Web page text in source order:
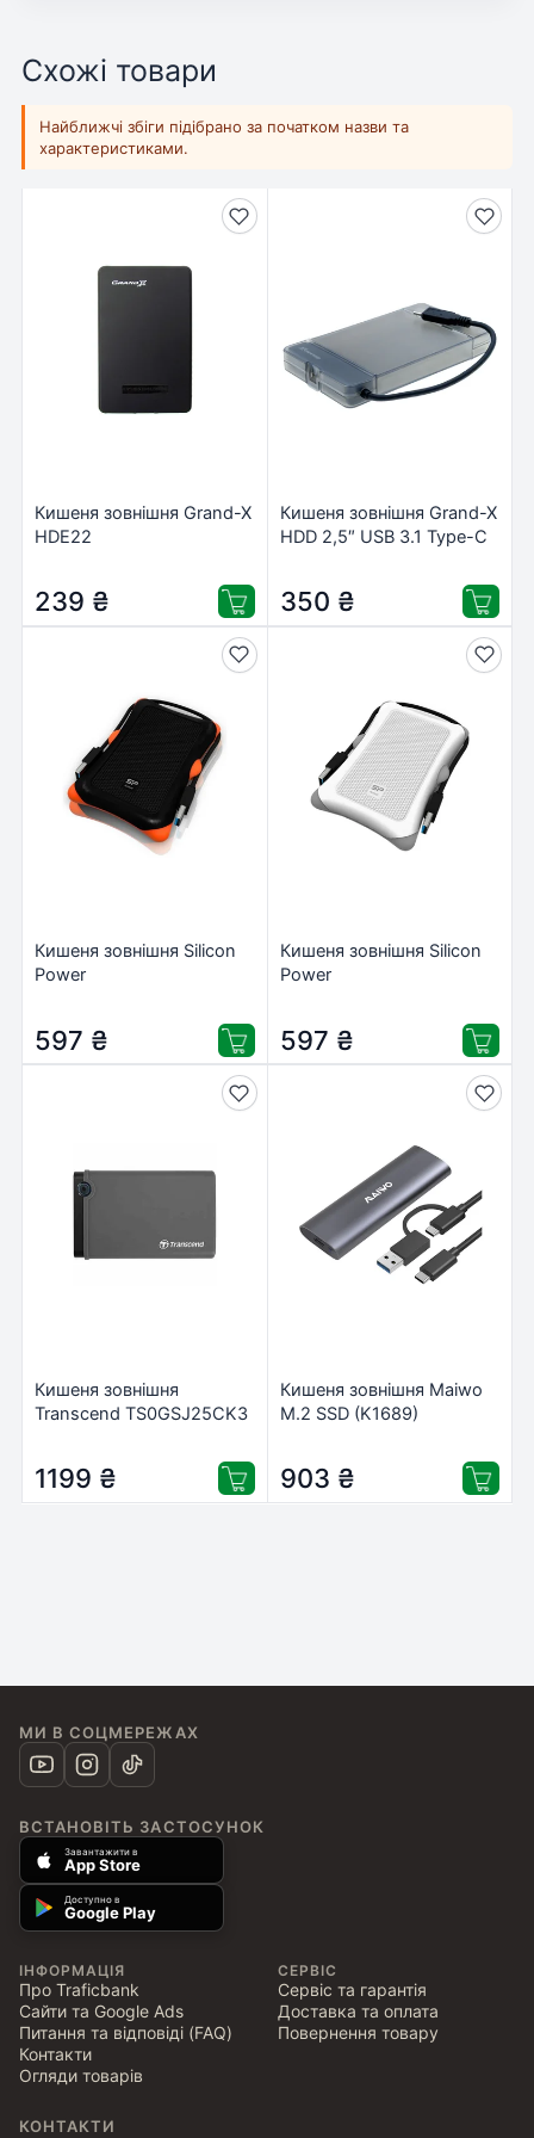
Схожі товари
Найближчі збіги підібрано за початком назви та
характеристиками.
Кишеня зовнішня Grand-X
HDE22
239 ₴
Кишеня зовнішня Grand-X
HDD 2,5″ USB 3.1 Type-C
350 ₴
Кишеня зовнішня Silicon
Power
597 ₴
Кишеня зовнішня Silicon
Power
597 ₴
Кишеня зовнішня
Transcend TS0GSJ25CK3
1199 ₴
Кишеня зовнішня Maiwo
M.2 SSD (K1689)
903 ₴
МИ В СОЦМЕРЕЖАХ
ВСТАНОВІТЬ ЗАСТОСУНОК
Завантажити в
App Store
Доступно в
Google Play
ІНФОРМАЦІЯ
Про Traficbank
Сайти та Google Ads
Питання та відповіді (FAQ)
Контакти
Огляди товарів
СЕРВІС
Сервіс та гарантія
Доставка та оплата
Повернення товару
КОНТАКТИ